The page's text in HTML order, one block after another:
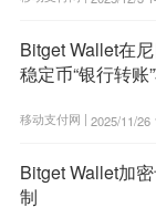
Bitget Wallet在
稳定币“银行转账
移动支付网 | 2025/11/26
Bitget Wallet加
制